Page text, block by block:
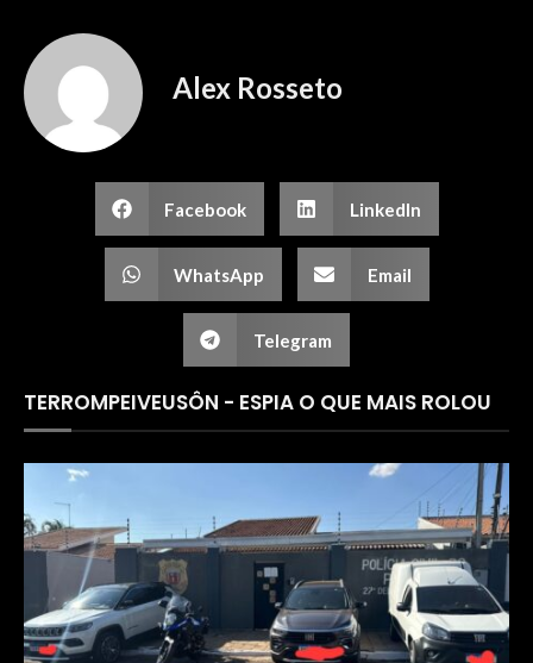
Alex Rosseto
Facebook LinkedIn
WhatsApp Email
Telegram
TERROMPEIVEUSÔN - ESPIA O QUE MAIS ROLOU